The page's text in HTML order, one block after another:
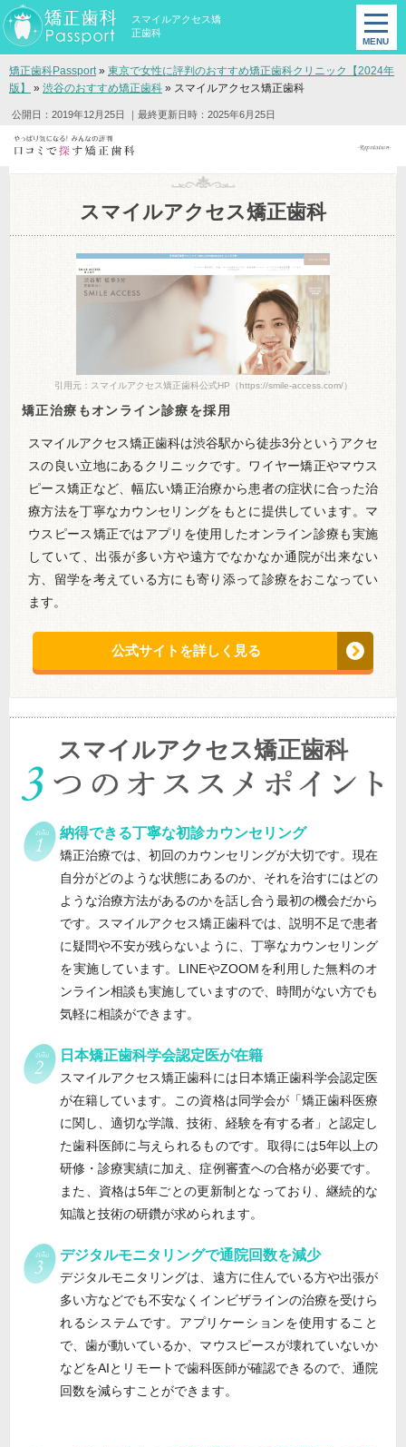
スマイルアクセス矯
正歯科
矯正歯科Passport» 東京で女性に評判のおすすめ矯正歯科クリニック【2024年
版】
» 渋谷のおすすめ矯正歯科 » スマイルアクセス矯正歯科
公開日：2019年12月25日 ｜最終更新日時：2025年6月25日
スマイルアクセス矯正歯科
引用元：スマイルアクセス矯正歯科公式HP（https://smile-access.com/）
矯正治療もオンライン診療を採用
スマイルアクセス矯正歯科は渋谷駅から徒歩3分というアクセ
スの良い立地にあるクリニックです。ワイヤー矯正やマウス
ピース矯正など、幅広い矯正治療から患者の症状に合った治
療方法を丁寧なカウンセリングをもとに提供しています。マ
ウスピース矯正ではアプリを使用したオンライン診療も実施
していて、出張が多い方や遠方でなかなか通院が出来ない
方、留学を考えている方にも寄り添って診療をおこなってい
ます。
公式サイトを詳しく見る
スマイルアクセス矯正歯科
納得できる丁寧な初診カウンセリング
矯正治療では、初回のカウンセリングが大切です。現在
自分がどのような状態にあるのか、それを治すにはどの
ような治療方法があるのかを話し合う最初の機会だから
です。スマイルアクセス矯正歯科では、説明不足で患者
に疑問や不安が残らないように、丁寧なカウンセリング
を実施しています。LINEやZOOMを利用した無料のオ
ンライン相談も実施していますので、時間がない方でも
気軽に相談ができます。
日本矯正歯科学会認定医が在籍
スマイルアクセス矯正歯科には日本矯正歯科学会認定医
が在籍しています。この資格は同学会が「矯正歯科医療
に関し、適切な学識、技術、経験を有する者」と認定し
た歯科医師に与えられるものです。取得には5年以上の
研修・診療実績に加え、症例審査への合格が必要です。
また、資格は5年ごとの更新制となっており、継続的な
知識と技術の研鑽が求められます。
デジタルモニタリングで通院回数を減少
デジタルモニタリングは、遠方に住んでいる方や出張が
多い方などでも不安なくインビザラインの治療を受けら
れるシステムです。アプリケーションを使用すること
で、歯が動いているか、マウスピースが壊れていないか
などをAIとリモートで歯科医師が確認できるので、通院
回数を減らすことができます。